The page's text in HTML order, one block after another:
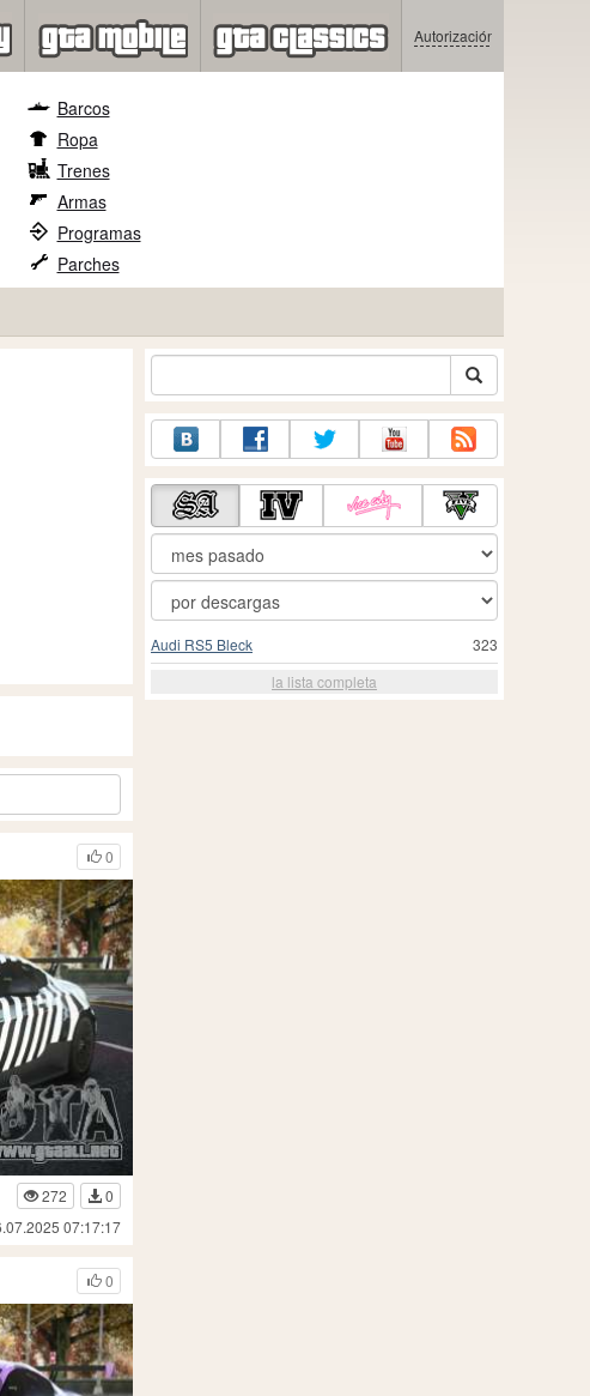
Autorización
Barcos
Ropa
Trenes
Armas
Programas
Parches
0
272
0
07:17:17
0
323
Audi RS5 Bleck
la lista completa